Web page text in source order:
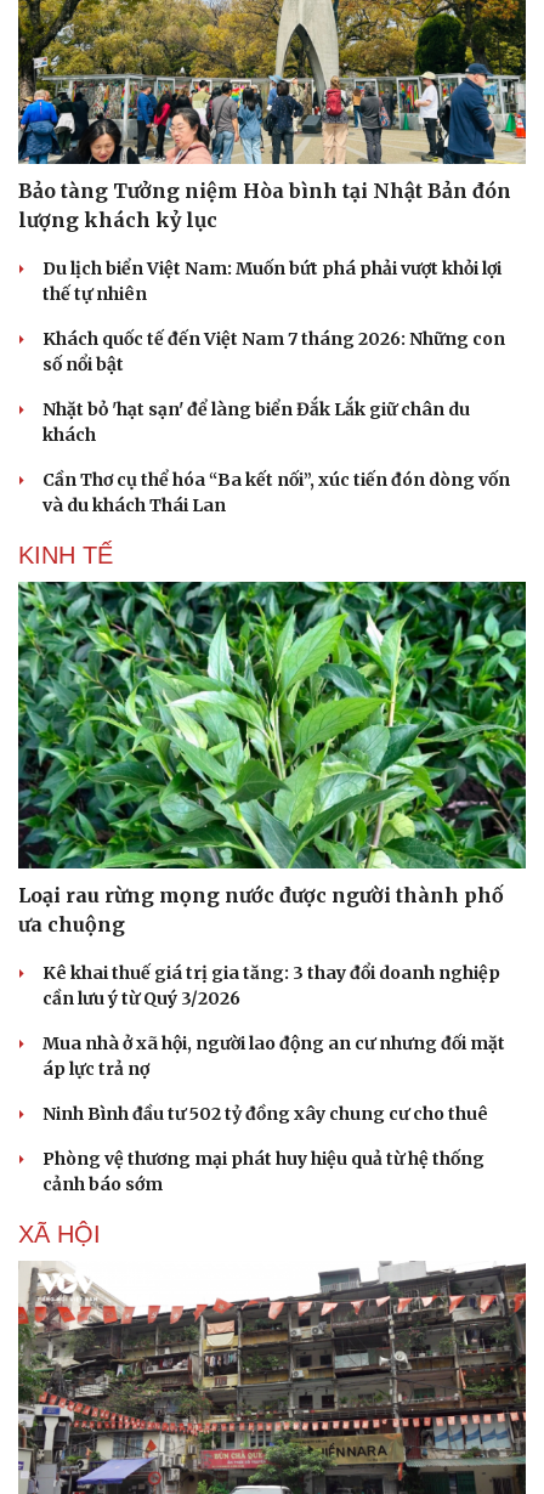
Văn hóa
Giải trí
Bảo tàng Tưởng niệm Hòa bình tại Nhật Bản đón
lượng khách kỷ lục
Du lịch biển Việt Nam: Muốn bứt phá phải vượt khỏi lợi
thế tự nhiên
Khách quốc tế đến Việt Nam 7 tháng 2026: Những con
số nổi bật
Nhặt bỏ 'hạt sạn' để làng biển Đắk Lắk giữ chân du
khách
Cần Thơ cụ thể hóa “Ba kết nối”, xúc tiến đón dòng vốn
và du khách Thái Lan
KINH TẾ
Loại rau rừng mọng nước được người thành phố
ưa chuộng
Kê khai thuế giá trị gia tăng: 3 thay đổi doanh nghiệp
cần lưu ý từ Quý 3/2026
Mua nhà ở xã hội, người lao động an cư nhưng đối mặt
áp lực trả nợ
Ninh Bình đầu tư 502 tỷ đồng xây chung cư cho thuê
Phòng vệ thương mại phát huy hiệu quả từ hệ thống
cảnh báo sớm
XÃ HỘI